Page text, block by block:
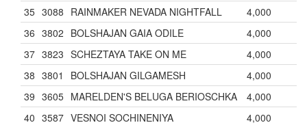
35 3088 RAINMAKER NEVADA NIGHTFALL
4,000
36 3802 BOLSHAJAN GAIA ODILE
4,000
37 3823 SCHEZTAYA TAKE ON ME
4,000
38 3801 BOLSHAJAN GILGAMESH
4,000
39 3605 MARELDEN'S BELUGA BERIOSCHKA
4,000
40 3587 VESNOI SOCHINENIYA
4,000